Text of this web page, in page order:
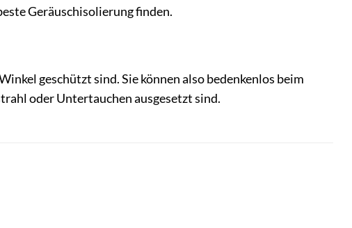
Geräuschisolierung finden.
geschützt sind. Sie können also bedenkenlos beim
oder Untertauchen ausgesetzt sind.